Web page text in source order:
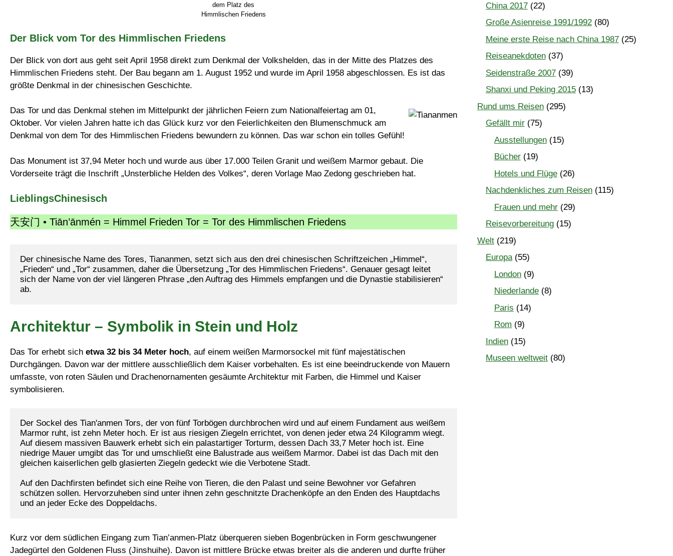
dem Platz des
Himmlischen Friedens
Der Blick vom Tor des Himmlischen Friedens
Der Blick von dort aus geht seit April 1958 direkt zum Denkmal der Volkshelden, das in der Mitte des Platzes des
Himmlischen Friedens steht. Der Bau begann am 1. August 1952 und wurde im April 1958 abgeschlossen. Es ist das
größte Denkmal in der chinesischen Geschichte.
Das Tor und das Denkmal stehen im Mittelpunkt der jährlichen Feiern zum Nationalfeiertag am 01,
Oktober. Vor vielen Jahren hatte ich das Glück kurz vor den Feierlichkeiten den Blumenschmuck am
Denkmal von dem Tor des Himmlischen Friedens bewundern zu können. Das war schon ein tolles Gefühl!
Das Monument ist 37,94 Meter hoch und wurde aus über 17.000 Teilen Granit und weißem Marmor gebaut. Die
Vorderseite trägt die Inschrift „Unsterbliche Helden des Volkes“, deren Vorlage Mao Zedong geschrieben hat.
LieblingsChinesisch
天安门 • Tiān’ānmén = Himmel Frieden Tor = Tor des Himmlischen Friedens
Der chinesische Name des Tores, Tiananmen, setzt sich aus den drei chinesischen Schriftzeichen „Himmel“,
„Frieden“ und „Tor“ zusammen, daher die Übersetzung „Tor des Himmlischen Friedens“. Genauer gesagt leitet
sich der Name von der viel längeren Phrase „den Auftrag des Himmels empfangen und die Dynastie stabilisieren“
ab.
Architektur – Symbolik in Stein und Holz
Das Tor erhebt sich etwa 32 bis 34 Meter hoch, auf einem weißen Marmorsockel mit fünf majestätischen
Durchgängen. Davon war der mittlere ausschließlich dem Kaiser vorbehalten. Es ist eine beeindruckende von Mauern
umfasste, von roten Säulen und Drachenornamenten gesäumte Architektur mit Farben, die Himmel und Kaiser
symbolisieren.
Der Sockel des Tian'anmen Tors, der von fünf Torbögen durchbrochen wird und auf einem Fundament aus weißem
Marmor ruht, ist zehn Meter hoch. Er ist aus riesigen Ziegeln errichtet, von denen jeder etwa 24 Kilogramm wiegt.
Auf diesem massiven Bauwerk erhebt sich ein palastartiger Torturm, dessen Dach 33,7 Meter hoch ist. Eine
niedrige Mauer umgibt das Tor und umschließt eine Balustrade aus weißem Marmor. Dabei ist das Dach mit den
gleichen kaiserlichen gelb glasierten Ziegeln gedeckt wie die Verbotene Stadt.
Auf den Dachfirsten befindet sich eine Reihe von Tieren, die den Palast und seine Bewohner vor Gefahren
schützen sollen. Hervorzuheben sind unter ihnen zehn geschnitzte Drachenköpfe an den Enden des Hauptdachs
und an jeder Ecke des Doppeldachs.
Kurz vor dem südlichen Eingang zum Tian’anmen-Platz überqueren sieben Bogenbrücken in Form geschwungener
Jadegürtel den Goldenen Fluss (Jinshuihe). Davon ist mittlere Brücke etwas breiter als die anderen und durfte früher
China 2017(22)
Große Asienreise 1991/1992(80)
Meine erste Reise nach China 1987(25)
Reiseanekdoten(37)
Seidenstraße 2007(39)
Shanxi und Peking 2015(13)
Rund ums Reisen(295)
Gefällt mir(75)
Ausstellungen(15)
Bücher(19)
Hotels und Flüge(26)
Nachdenkliches zum Reisen(115)
Frauen und mehr(29)
Reisevorbereitung(15)
Welt(219)
Europa(55)
London(9)
Niederlande(8)
Paris (14)
Rom (9)
Indien(15)
Museen weltweit(80)